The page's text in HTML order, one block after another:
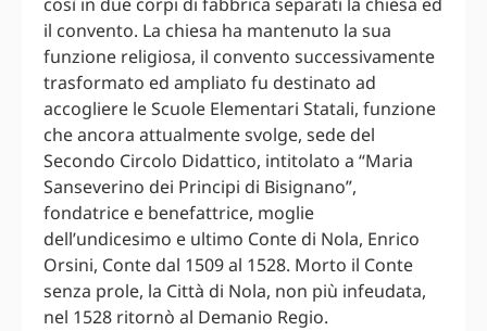
il convento. La chiesa ha mantenuto la sua
funzione religiosa, il convento successivamente
trasformato ed ampliato fu destinato ad
accogliere le Scuole Elementari Statali, funzione
che ancora attualmente svolge, sede del
Secondo Circolo Didattico, intitolato a “Maria
Sanseverino dei Principi di Bisignano”,
fondatrice e benefattrice, moglie
dell’undicesimo e ultimo Conte di Nola, Enrico
Orsini, Conte dal 1509 al 1528. Morto il Conte
senza prole, la Città di Nola, non più infeudata,
nel 1528 ritornò al Demanio Regio.